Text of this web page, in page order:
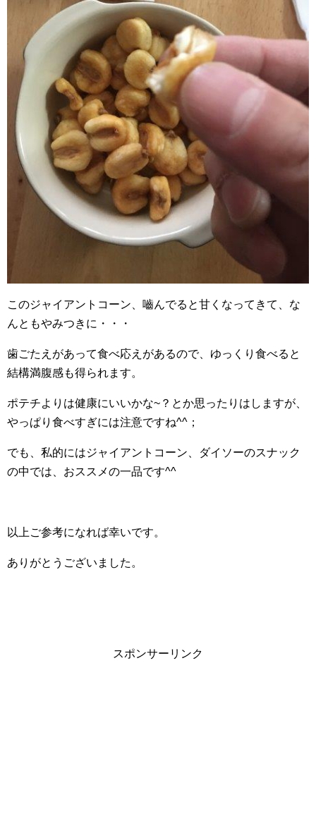
このジャイアントコーン、嚙んでると甘くなってきて、な
んともやみつきに・・・
歯ごたえがあって食べ応えがあるので、ゆっくり食べると
結構満腹感も得られます。
ポテチよりは健康にいいかな~？とか思ったりはしますが、
やっぱり食べすぎには注意ですね^^；
でも、私的にはジャイアントコーン、ダイソーのスナック
の中では、おススメの一品です^^
以上ご参考になれば幸いです。
ありがとうございました。
スポンサーリンク